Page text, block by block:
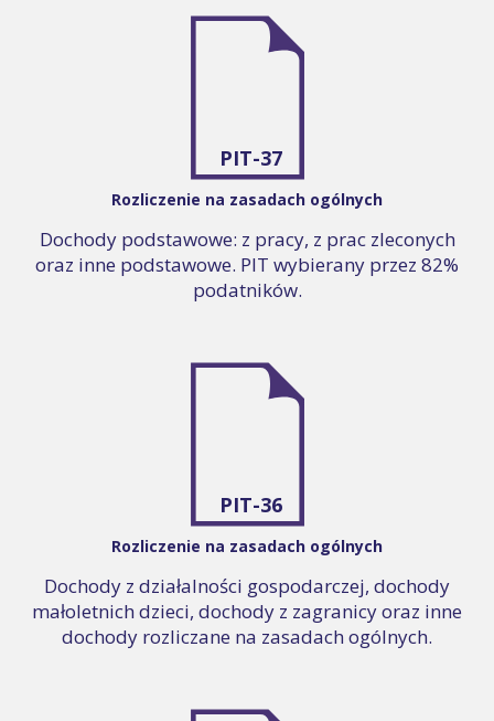
PIT-37
Rozliczenie na zasadach ogólnych
Dochody podstawowe: z pracy, z prac zleconych
oraz inne podstawowe. PIT wybierany przez 82%
podatników.
PIT-36
Rozliczenie na zasadach ogólnych
Dochody z działalności gospodarczej, dochody
małoletnich dzieci, dochody z zagranicy oraz inne
dochody rozliczane na zasadach ogólnych.